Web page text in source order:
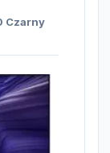
Czarny